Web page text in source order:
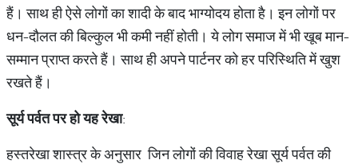
हैं। साथ ही ऐसे लोगों का शादी के बाद भाग्योदय होता है। इन लोगों पर
धन-दौलत की बिल्कुल भी कमी नहीं होती। ये लोग समाज में भी खूब मान-
सम्मान प्राप्त करते हैं। साथ ही अपने पार्टनर को हर परिस्थिति में खुश
रखते हैं।
सूर्यपर्वतपरहोयहरेखा:
हस्तरेखा शास्त्र के अनुसार जिन लोगों की विवाह रेखा सूर्य पर्वत की